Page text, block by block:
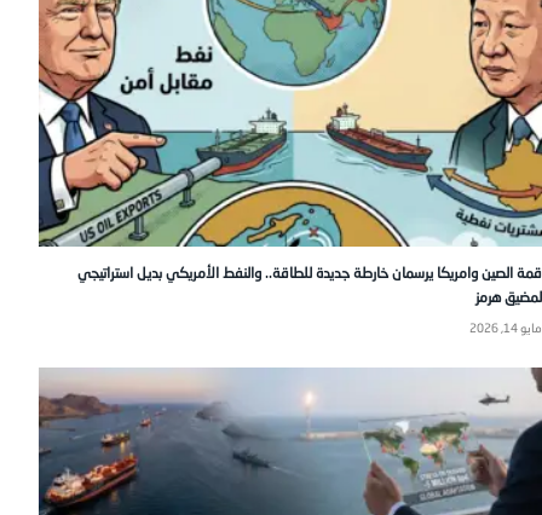
قمة الصين وامريكا يرسمان خارطة جديدة للطاقة.. والنفط الأمريكي بديل استراتيجي
لمضيق هرمز
مايو 14, 2026